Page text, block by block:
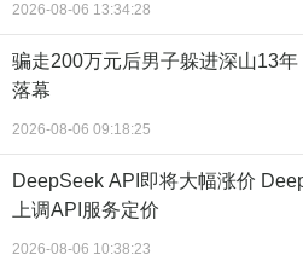
2026-08-06 13:34:28
骗走200万元后男子躲进深山13年
落幕
2026-08-06 09:18:25
DeepSeek API即将大幅涨价
上调API服务定价
2026-08-06 10:38:23